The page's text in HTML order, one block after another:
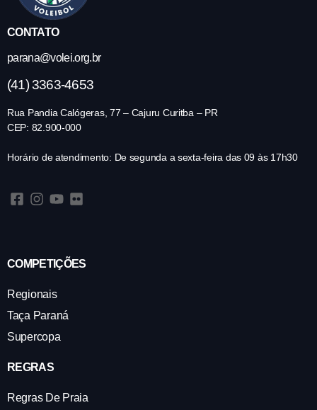
CONTATO
parana@volei.org.br
(41) 3363-4653
Rua Pandia Calógeras, 77 – Cajuru Curitba – PR
CEP: 82.900-000
Horário de atendimento: De segunda a sexta-feira das 09 às 17h30
COMPETIÇÕES
Regionais
Taça Paraná
Supercopa
REGRAS
Regras De Praia